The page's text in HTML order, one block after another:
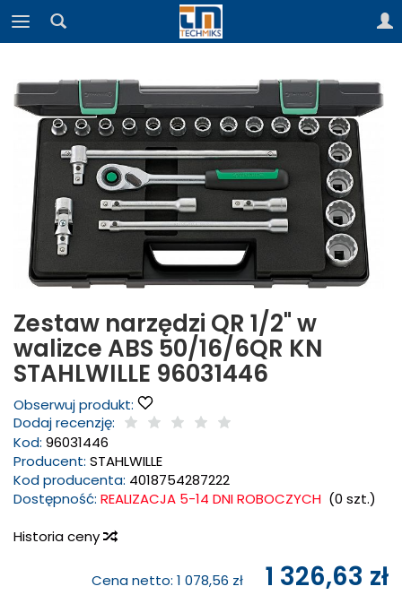
Zestaw narzędzi QR 1/2" w
walizce ABS 50/16/6QR KN
STAHLWILLE 96031446
Obserwuj produkt:
Dodaj recenzję:
Kod: 96031446
Producent: STAHLWILLE
Kod producenta: 4018754287222
Dostępność: REALIZACJA 5-14 DNI ROBOCZYCH (0 szt.)
Historia ceny
Cena netto: 1 078,56 zł 1 326,63 zł